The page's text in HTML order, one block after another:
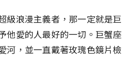
級浪漫主義者，那一定就是巨
他愛的人最好的一切。巨蟹座
河，並一直戴著玫瑰色鏡片檢